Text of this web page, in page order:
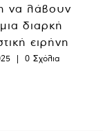
να λάβουν
διαρκή
ειρήνη
| 0 Σχόλια